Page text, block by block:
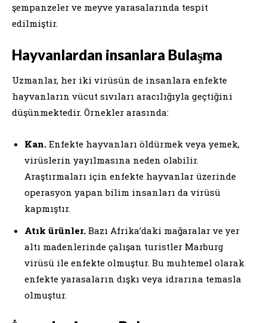
şempanzeler ve meyve yarasalarında tespit
edilmiştir.
Hayvanlardan insanlara Bulaşma
Uzmanlar, her iki virüsün de insanlara enfekte
hayvanların vücut sıvıları aracılığıyla geçtiğini
düşünmektedir. Örnekler arasında:
Kan. Enfekte hayvanları öldürmek veya yemek,
virüslerin yayılmasına neden olabilir.
Araştırmaları için enfekte hayvanlar üzerinde
operasyon yapan bilim insanları da virüsü
kapmıştır.
Atık ürünler. Bazı Afrika’daki mağaralar ve yer
altı madenlerinde çalışan turistler Marburg
virüsü ile enfekte olmuştur. Bu muhtemel olarak
enfekte yarasaların dışkı veya idrarına temasla
olmuştur.